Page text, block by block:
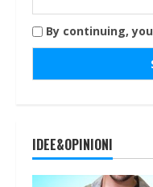
By continuing,
IDEE&OPINIONI